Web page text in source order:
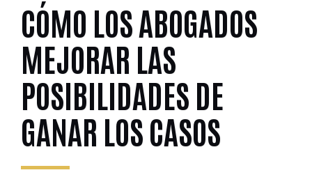
CÓMO LOS ABOGADOS
MEJORAR LAS
POSIBILIDADES DE
GANAR LOS CASOS